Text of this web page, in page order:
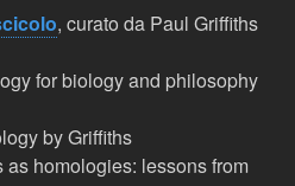
, curato da Paul Griffiths
for biology and philosophy
by Griffiths
homologies: lessons from